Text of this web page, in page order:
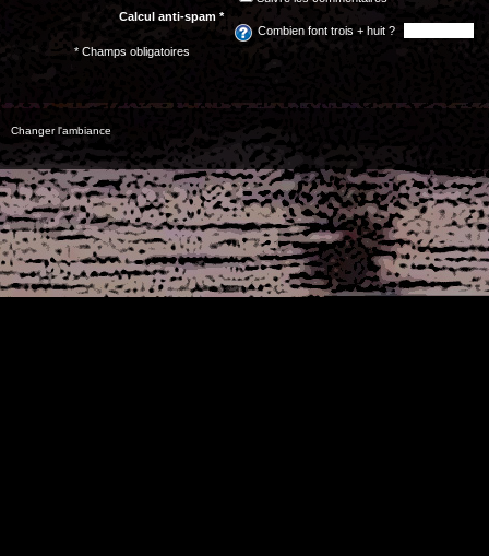
Calcul anti-spam *
Combien font trois + huit ?
* Champs obligatoires
Changer l'ambiance